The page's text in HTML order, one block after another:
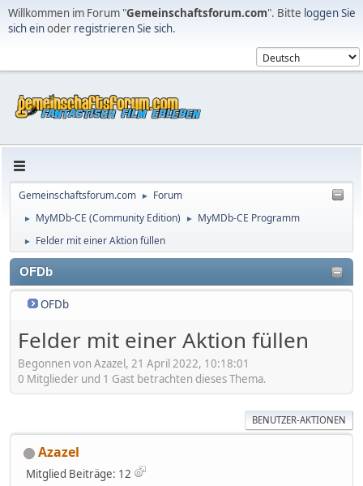
Willkommen im Forum "Gemeinschaftsforum.com". Bitte loggen Sie
sich einoder registrieren Sie sich.
Gemeinschaftsforum.com ► Forum
► MyMDb-CE (Community Edition) ► MyMDb-CE Programm
► Felder mit einer Aktion füllen
OFDb
OFDb
Felder mit einer Aktion füllen
Begonnen von Azazel, 21 April 2022, 10:18:01
0 Mitglieder und 1 Gast betrachten dieses Thema.
BENUTZER-AKTIONEN
Azazel
Mitglied Beiträge: 12